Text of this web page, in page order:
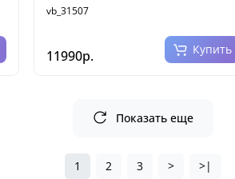
vb_31507
11990р. Купить
Показать еще
1 2 3 > >|